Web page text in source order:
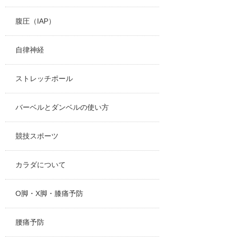
腹圧（IAP）
自律神経
ストレッチポール
バーベルとダンベルの使い方
競技スポーツ
カラダについて
O脚・X脚・膝痛予防
腰痛予防